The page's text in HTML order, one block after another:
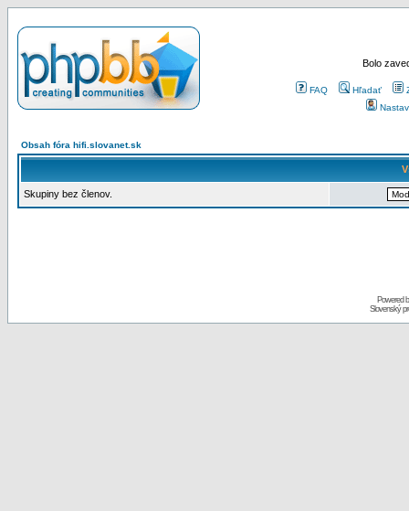
Bolo
FAQ Hľadať
Obsah fóra hifi.slovanet.sk
Skupiny bez členov.
Powered
Slovenský